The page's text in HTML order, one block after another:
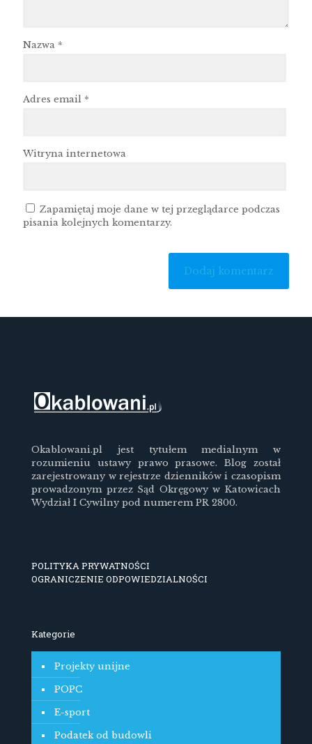
Nazwa *
Adres email *
Witryna internetowa
Zapamiętaj moje dane w tej przeglądarce podczas
pisania kolejnych komentarzy.
Okablowani.pl jest tytułem medialnym w
rozumieniu ustawy prawo prasowe. Blog został
zarejestrowany w rejestrze dzienników i czasopism
prowadzonym przez Sąd Okręgowy w Katowicach
Wydział I Cywilny pod numerem PR 2800.
POLITYKA PRYWATNOŚCI
OGRANICZENIE ODPOWIEDZIALNOŚCI
Kategorie
Projekty unijne
POPC
E-sport
Podatek od budowli